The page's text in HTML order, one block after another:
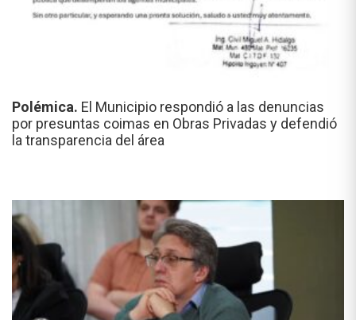
Polémica. El Municipio respondió a las denuncias
por presuntas coimas en Obras Privadas y defendió
la transparencia del área